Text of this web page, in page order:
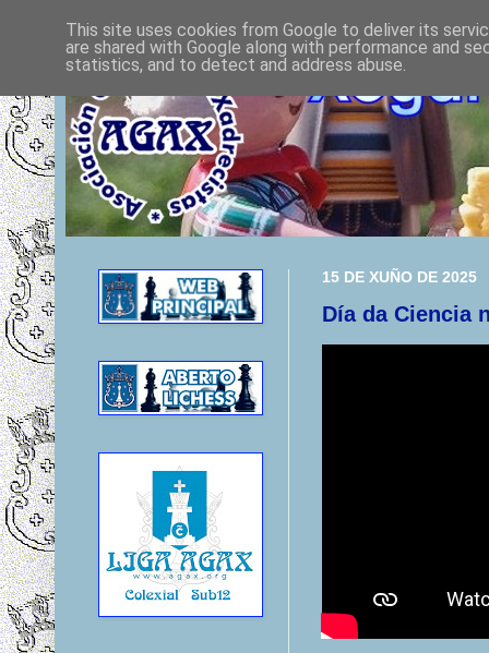
15 DE XUÑO DE 2025
Día da Ciencia
This site uses cookies from Google to deliver its
are shared with Google along with performance and
statistics, and to detect and address abuse.